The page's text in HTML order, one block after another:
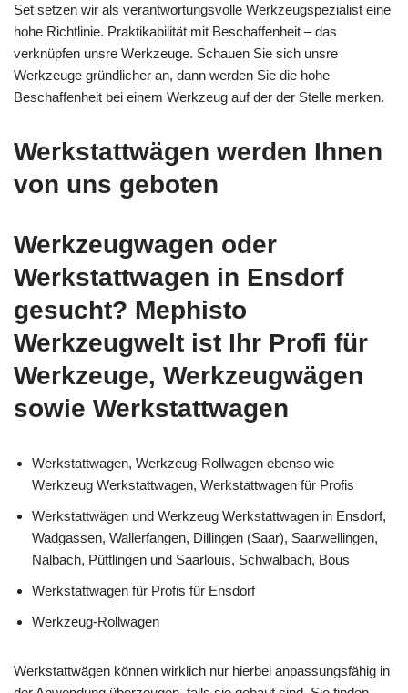
Set setzen wir als verantwortungsvolle Werkzeugspezialist eine
hohe Richtlinie. Praktikabilität mit Beschaffenheit – das
verknüpfen unsre Werkzeuge. Schauen Sie sich unsre
Werkzeuge gründlicher an, dann werden Sie die hohe
Beschaffenheit bei einem Werkzeug auf der der Stelle merken.
Werkstattwägen werden Ihnen
von uns geboten
Werkzeugwagen oder
Werkstattwagen in Ensdorf
gesucht? Mephisto
Werkzeugwelt ist Ihr Profi für
Werkzeuge, Werkzeugwägen
sowie Werkstattwagen
Werkstattwagen, Werkzeug-Rollwagen ebenso wie
Werkzeug Werkstattwagen, Werkstattwagen für Profis
Werkstattwägen und Werkzeug Werkstattwagen in Ensdorf,
Wadgassen, Wallerfangen, Dillingen (Saar), Saarwellingen,
Nalbach, Püttlingen und Saarlouis, Schwalbach, Bous
Werkstattwagen für Profis für Ensdorf
Werkzeug-Rollwagen
Werkstattwägen können wirklich nur hierbei anpassungsfähig in